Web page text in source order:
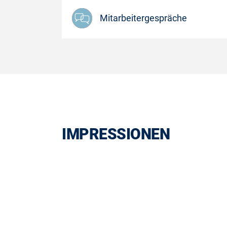
Mitarbeitergespräche
IMPRESSIONEN